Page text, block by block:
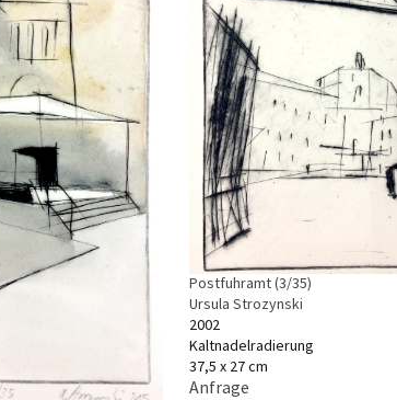
Postfuhramt (3/35)
Ursula Strozynski
2002
Kaltnadelradierung
37,5 x 27 cm
Anfrage